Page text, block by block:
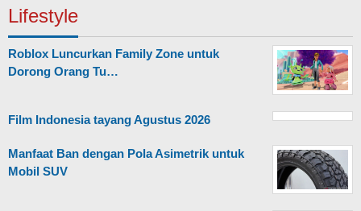
Lifestyle
Roblox Luncurkan Family Zone untuk
Dorong Orang Tu…
Film Indonesia tayang Agustus 2026
Manfaat Ban dengan Pola Asimetrik untuk
Mobil SUV